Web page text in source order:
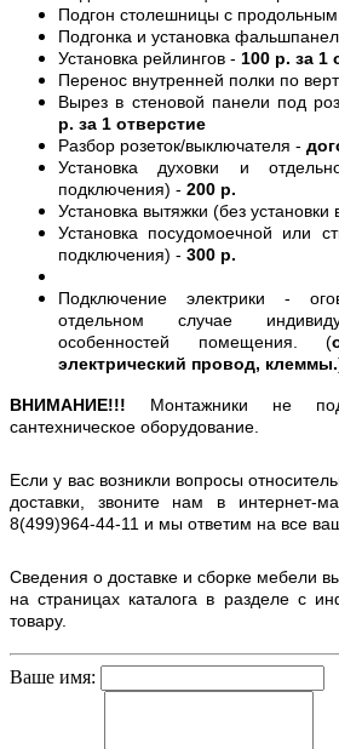
Подгон столешницы с
Подгонка и установка
Установка рейлингов - 100 р. за 1
Перенос внутренней полки по
Вырез в стеновой панели под
р. за 1 отверстие
Разбор розеток/выключателя -
Установка духовки и
подключения) - 200 р.
Установка вытяжки (без установки
Установка посудомоечной или
подключения) - 300 р.
Подключение электрики -
отдельном случае
особенностей помещения. (
электрический провод, клеммы.
ВНИМАНИЕ!!! Монтажники не
сантехническое оборудование.
Если у вас возникли вопросы
доставки, звоните нам в интернет-
8(499)964-44-11 и мы ответим на все
Сведения о доставке и сборке мебели
на страницах каталога в разделе с
товару.
Ваше имя: